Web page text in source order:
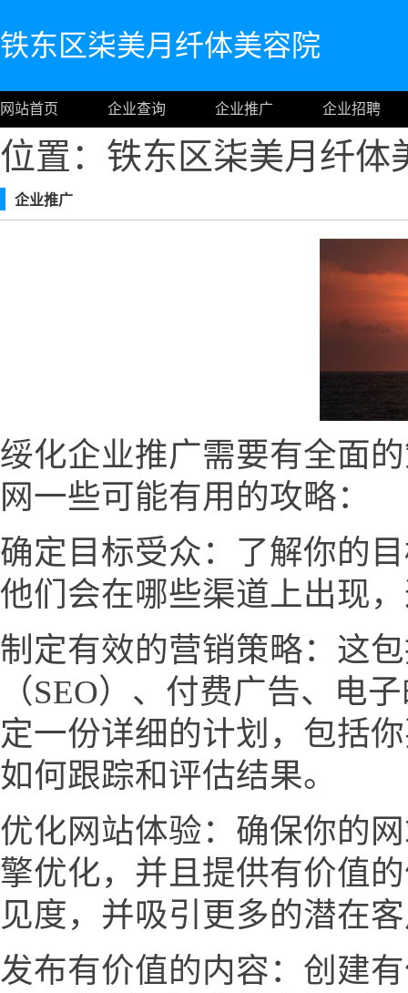
铁东区柒美月纤体美容院
网站首页 企业查询 企业推广 企业招聘
位置：铁东区柒美月纤体
企业推广
绥化企业推广需要有全面
网一些可能有用的攻略：
确定目标受众：了解你的
他们会在哪些渠道上出现
制定有效的营销策略：这
（SEO）、付费广告、电
定一份详细的计划，包括
如何跟踪和评估结果。
优化网站体验：确保你的
擎优化，并且提供有价值
见度，并吸引更多的潜在
发布有价值的内容：创建